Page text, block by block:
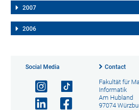
2007
2006
Social Media Contact
Fakultät für
Informatik
Am Hubland
97074